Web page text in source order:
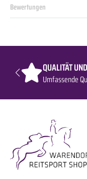
Bewertungen
QUALITÄT
Umfassende